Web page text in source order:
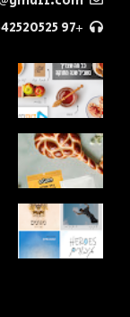
+97 2542520525